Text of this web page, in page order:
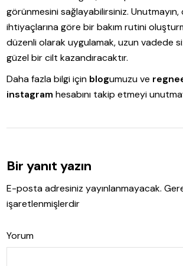
görünmesini sağlayabilirsiniz. Unutmayın,
ihtiyaçlarına göre bir bakım rutini
düzenli olarak uygulamak, uzun vadede
güzel bir cilt kazandıracaktır.
Daha fazla bilgi için blogumuzu ve
instagram hesabını takip etmeyi
Bir yanıt yazın
E-posta adresiniz yayınlanmayacak.
işaretlenmişlerdir
Yorum